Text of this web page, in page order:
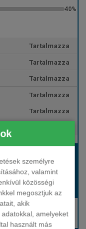
személyre
valamint
közösségi
megosztjuk az
akik
amelyeket
használt más
Tartalmazza
Tartalmazza
Tartalmazza
Tartalmazza
Tartalmazza
bennünket!
Hívjon bennünket!
0088